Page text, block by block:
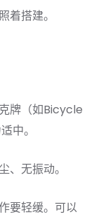
着搭建。
牌（如Bicycle
中。
、无振动。
要轻缓。可以